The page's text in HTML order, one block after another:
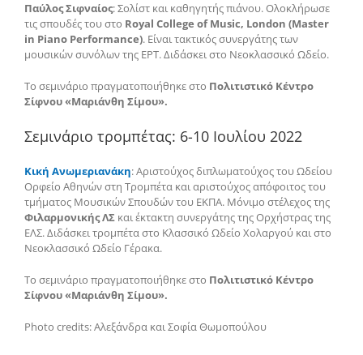
Παύλος Σιφναίος: Σολίστ και καθηγητής πιάνου. Ολοκλήρωσε
τις σπουδές του στο Royal College of Music, London (Master
in Piano Performance). Είναι τακτικός συνεργάτης των
μουσικών συνόλων της ΕΡΤ. Διδάσκει στο Νεοκλασσικό Ωδείο.
Το σεμινάριο πραγματοποιήθηκε στο Πολιτιστικό Κέντρο
Σίφνου «Μαριάνθη Σίμου».
Σεμινάριο τρομπέτας: 6-10 Ιουλίου 2022
Κική Ανωμεριανάκη: Αριστούχος διπλωματούχος του Ωδείου
Ορφείο Αθηνών στη Τρομπέτα και αριστούχος απόφοιτος του
τμήματος Μουσικών Σπουδών του ΕΚΠΑ. Μόνιμο στέλεχος της
Φιλαρμονικής ΛΣ και έκτακτη συνεργάτης της Ορχήστρας της
ΕΛΣ. Διδάσκει τρομπέτα στο Κλασσικό Ωδείο Χολαργού και στο
Νεοκλασσικό Ωδείο Γέρακα.
Το σεμινάριο πραγματοποιήθηκε στο Πολιτιστικό Κέντρο
Σίφνου «Μαριάνθη Σίμου».
Photo credits: Αλεξάνδρα και Σοφία Θωμοπούλου